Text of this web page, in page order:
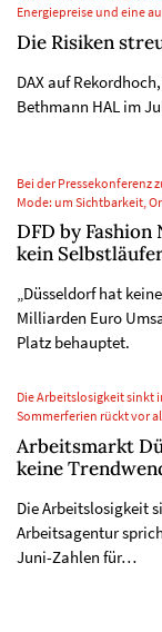
Energiepreise und eine
Die Risiken
DAX auf
Bethmann HAL im
Bei der Pressekonferenz
Mode: um Sichtbarkeit,
DFD by
kein
„Düsseldorf hat
Milliarden Euro
Platz behauptet.
Die Arbeitslosigkeit sinkt
Sommerferien rückt vor
Arbeitsmarkt
keine
Die Arbeitslosigkeit
Arbeitsagentur
Juni-Zahlen für…